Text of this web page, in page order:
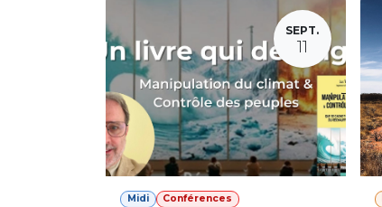
SEPT.
11
Midi Conférences